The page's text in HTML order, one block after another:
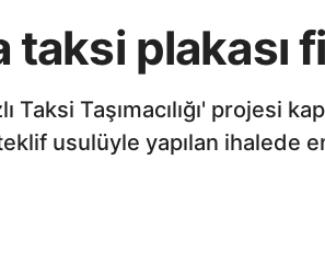
taksi plakası
Taksi Taşımacılığı' projesi
teklif usulüyle yapılan ihalede